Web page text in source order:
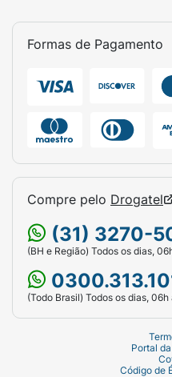
Formas de Pagamento
Compre pelo Drogatel
(31) 3270-
(BH e Região) Todos os dias,
(Todo Brasil) Todos os dias,
Portal
Código de